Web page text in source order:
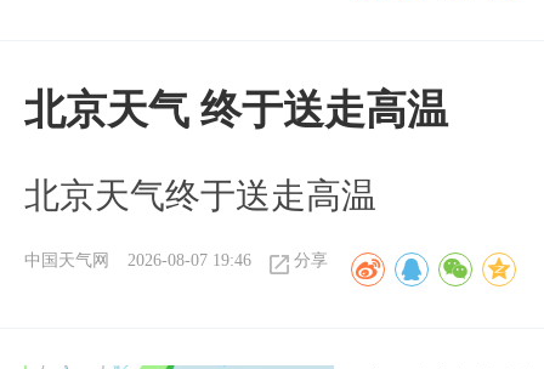
北京天气 终于送走高温
北京天气终于送走高温
中国天气网 2026-08-07 19:46 分享